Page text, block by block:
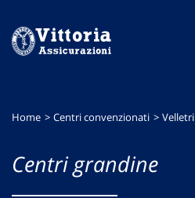
menu
contenuto
footer
Home Centri convenzionati Velletri
Centri grandine